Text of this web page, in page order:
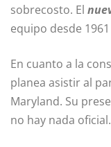
sobrecosto. El
equipo desde
En cuanto a la
planea asistir al
Maryland. Su
no hay nada oficial.